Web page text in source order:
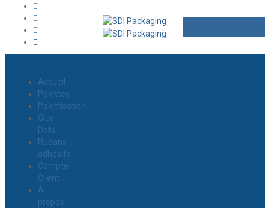
Accueil
Palettes
Palettisation
Glue
Dots
Rubans
adhésifs
Compte
Client
À
propos